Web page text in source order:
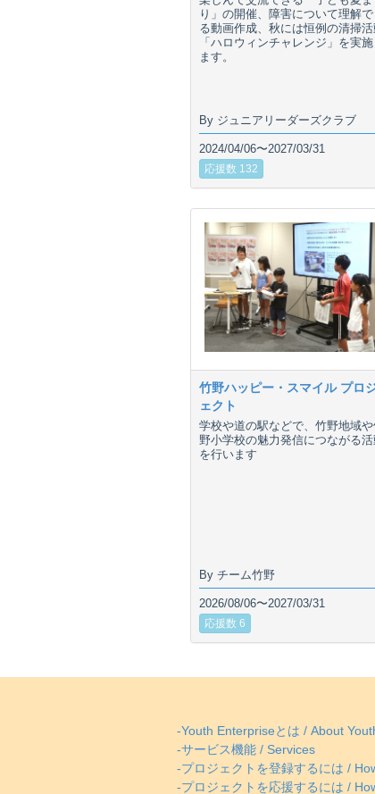
り」の開催、障害について理解で
る動画作成、秋には恒例の清掃活
「ハロウィンチャレンジ」を実施
ます。
By ジュニアリーダーズクラブ
2024/04/06〜2027/03/31
応援数 132
竹野ハッピー・スマイル プロ
ェクト
学校や道の駅などで、竹野地域
野小学校の魅力発信につながる活
を行います
By チーム竹野
2026/08/06〜2027/03/31
応援数 6
-Youth Enterpriseとは / About
-サービス機能 / Services
-プロジェクトを登録するには /
-プロジェクトを応援するには /